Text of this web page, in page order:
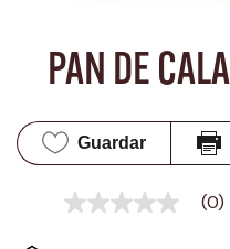
PAN DE
Guardar
Sin
(0)